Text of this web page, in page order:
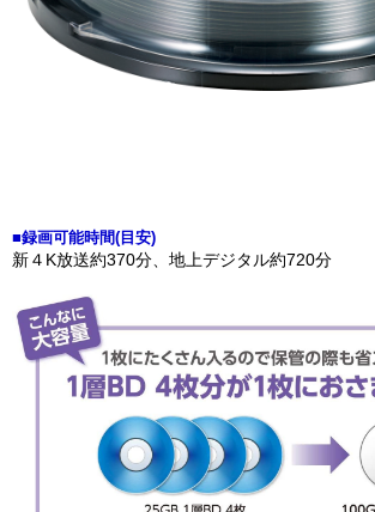
■録画可能時間(目安)
新４K放送約370分、地上デジタル約720分